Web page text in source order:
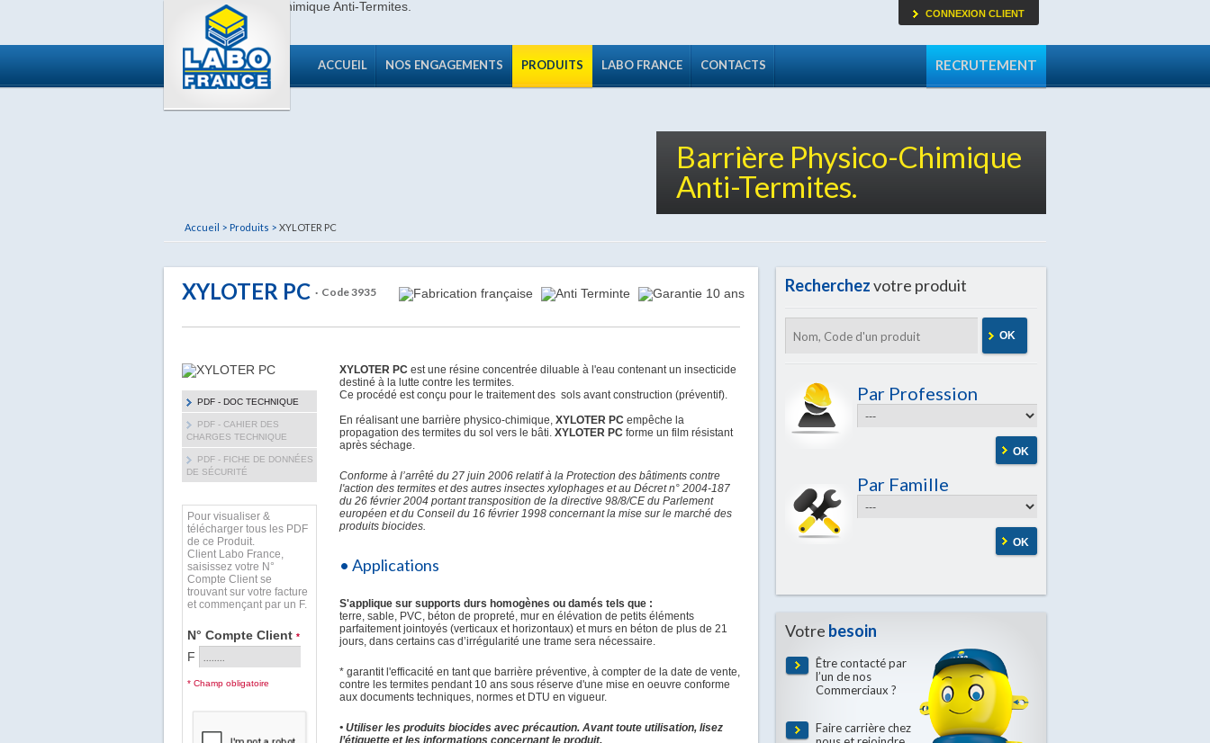
RECRUTEMENT
ACCUEIL NOS ENGAGEMENTS PRODUITS LABO FRANCE CONTACTS
CONNEXION CLIENT
Barrière Physico-Chimique
Anti-Termites.
Accueil > Produits > XYLOTER PC
XYLOTER PC · Code 3935
PDF - DOC TECHNIQUE
PDF - CAHIER DES
CHARGES TECHNIQUE
PDF - FICHE DE DONNÉES
DE SÉCURITÉ
Pour visualiser &
télécharger tous les PDF
de ce Produit.
Client Labo France,
saisissez votre N°
Compte Client se
trouvant sur votre facture
et commençant par un F.
N° Compte Client *
F
* Champ obligatoire
XYLOTER PC est une résine concentrée diluable à l'eau contenant un insecticide
destiné à la lutte contre les termites.
Ce procédé est conçu pour le traitement des sols avant construction (préventif).
En réalisant une barrière physico-chimique, XYLOTER PC empêche la
propagation des termites du sol vers le bâti. XYLOTER PC forme un film résistant
après séchage.
Conforme à l’arrêté du 27 juin 2006 relatif à la Protection des bâtiments contre
l'action des termites et des autres insectes xylophages et au Décret n° 2004-187
du 26 février 2004 portant transposition de la directive 98/8/CE du Parlement
européen et du Conseil du 16 février 1998 concernant la mise sur le marché des
produits biocides.
• Applications
S'applique sur supports durs homogènes ou damés tels que :
terre, sable, PVC, béton de propreté, mur en élévation de petits éléments
parfaitement jointoyés (verticaux et horizontaux) et murs en béton de plus de 21
jours, dans certains cas d’irrégularité une trame sera nécessaire.
* garantit l'efficacité en tant que barrière préventive, à compter de la date de vente,
contre les termites pendant 10 ans sous réserve d'une mise en oeuvre conforme
aux documents techniques, normes et DTU en vigueur.
• Utiliser les produits biocides avec précaution. Avant toute utilisation, lisez
l’étiquette et les informations concernant le produit.
Recherchezvotre produit
OK
Par Profession
OK
Par Famille
OK
Votre besoin
Être contacté par
l’un de nos
Commerciaux ?
Faire carrière chez